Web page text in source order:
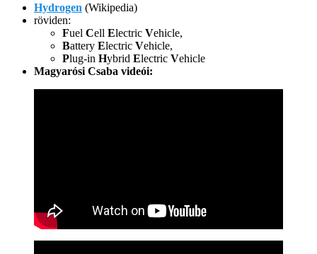
Hydrogen (Wikipedia)
röviden:
Fuel Cell Electric Vehicle,
Battery Electric Vehicle,
Plug-in Hybrid Electric Vehicle
Magyarósi Csaba videói: